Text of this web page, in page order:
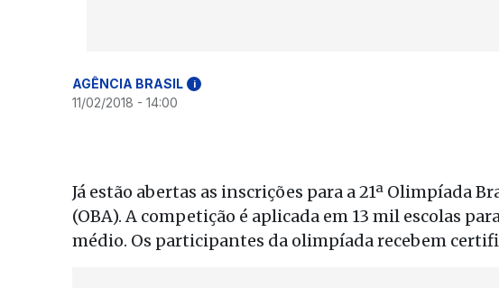
AGÊNCIA BRASIL i
11/02/2018 - 14:00
Já estão abertas as inscrições para a 21ª Olimpíada
(OBA). A competição é aplicada em 13 mil escolas
médio. Os participantes da olimpíada recebem